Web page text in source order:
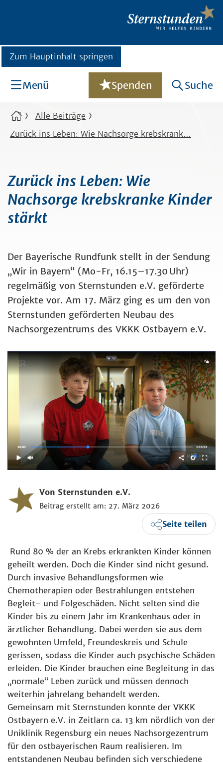
Zum Hauptinhalt springen
Menü Spenden Suche
Alle Beiträge
Zurück ins Leben: Wie Nachsorge krebskrank…
Zurück ins Leben: Wie
Nachsorge krebskranke Kinder
stärkt
Der Bayerische Rundfunk stellt in der Sendung
„Wir in Bayern“ (Mo-Fr, 16.15–17.30 Uhr)
regelmäßig von Sternstunden e.V. geförderte
Projekte vor. Am 17. März ging es um den von
Sternstunden geförderten Neubau des
Nachsorgezentrums des VKKK Ostbayern e.V.
Von Sternstunden e.V.
Beitrag erstellt am: 27. März 2026
Seite teilen
Rund 80 % der an Krebs erkrankten Kinder können
geheilt werden. Doch die Kinder sind nicht gesund.
Durch invasive Behandlungsformen wie
Chemotherapien oder Bestrahlungen entstehen
Begleit- und Folgeschäden. Nicht selten sind die
Kinder bis zu einem Jahr im Krankenhaus oder in
ärztlicher Behandlung. Dabei werden sie aus dem
gewohnten Umfeld, Freundeskreis und Schule
gerissen, sodass die Kinder auch psychische Schäden
erleiden. Die Kinder brauchen eine Begleitung in das
„normale“ Leben zurück und müssen dennoch
weiterhin jahrelang behandelt werden.
Gemeinsam mit Sternstunden konnte der VKKK
Ostbayern e.V. in Zeitlarn ca. 13 km nördlich von der
Uniklinik Regensburg ein neues Nachsorgezentrum
für den ostbayerischen Raum realisieren. Im
entstandenen Neubau befinden sich verschiedene